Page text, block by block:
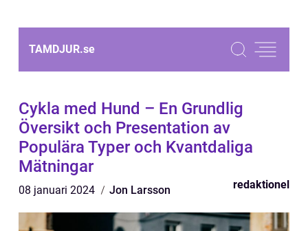
TAMDJUR.se
Cykla med Hund – En Grundlig
Översikt och Presentation av
Populära Typer och Kvantdaliga
Mätningar
08 januari 2024 Jon Larsson redaktionel